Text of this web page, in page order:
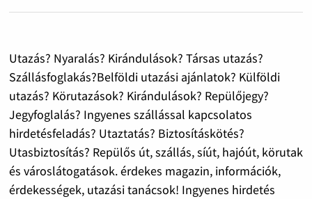
Utazás? Nyaralás? Kirándulások? Társas utazás?
Szállásfoglakás?Belföldi utazási ajánlatok? Külföldi
utazás? Körutazások? Kirándulások? Repülőjegy?
Jegyfoglalás? Ingyenes szállással kapcsolatos
hirdetésfeladás? Utaztatás? Biztosításkötés?
Utasbiztosítás? Repülős út, szállás, síút, hajóút, körutak
és városlátogatások. érdekes magazin, információk,
érdekességek, utazási tanácsok! Ingyenes hirdetés